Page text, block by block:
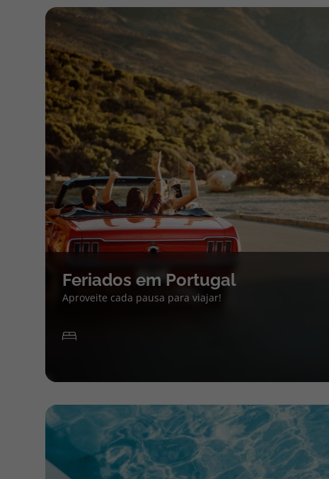
Feriados em Portugal
Aproveite cada pausa para viajar!